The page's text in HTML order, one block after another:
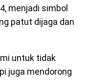
menjadi simbol
patut dijaga dan
untuk tidak
juga mendorong